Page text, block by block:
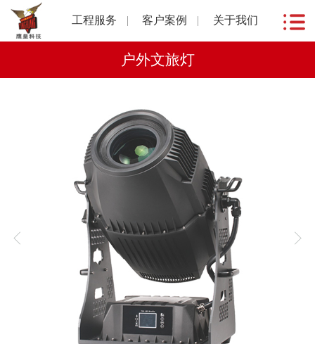
工程服务 客户案例 关于我们
户外文旅灯